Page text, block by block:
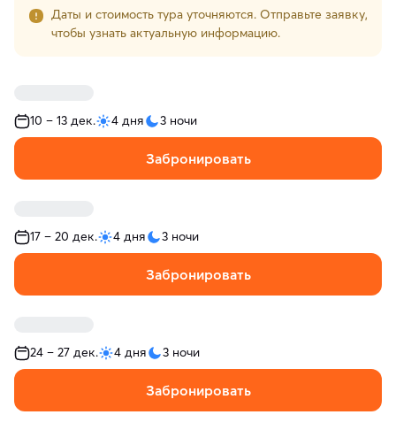
Даты и стоимость тура уточняются. Отправьте заявку,
чтобы узнать актуальную информацию.
10 – 13 дек. 4 дня 3 ночи
Забронировать
17 – 20 дек. 4 дня 3 ночи
Забронировать
24 – 27 дек. 4 дня 3 ночи
Забронировать